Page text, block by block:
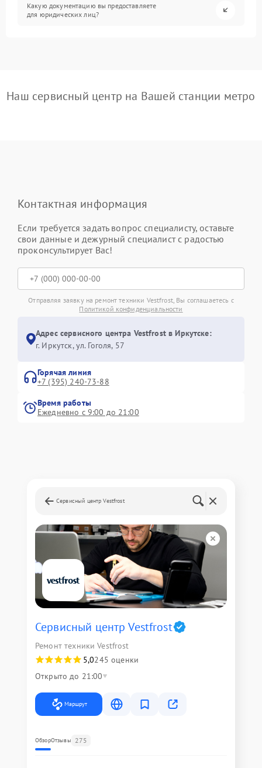
Какую документацию вы предоставляете
для юридических лиц?
Наш сервисный центр на Вашей станции метро
Контактная информация
Если требуется задать вопрос специалисту, оставьте
свои данные и дежурный специалист с радостью
проконсультирует Вас!
Отправляя заявку на ремонт техники Vestfrost, Вы соглашаетесь с
Политикой конфиденциальности
Адрес сервисного центра Vestfrost в Иркутске:
г. Иркутск, ул. ​Гоголя, 57
Горячая линия
+7 (395) 240-73-88
Время работы
Ежедневно с 9:00 до 21:00
Сервисный центр Vestfrost
Сервисный центр Vestfrost
Ремонт техники Vestfrost
5,0245 оценки
Открыто до 21:00
Маршрут
ОбзорОтзывы 275